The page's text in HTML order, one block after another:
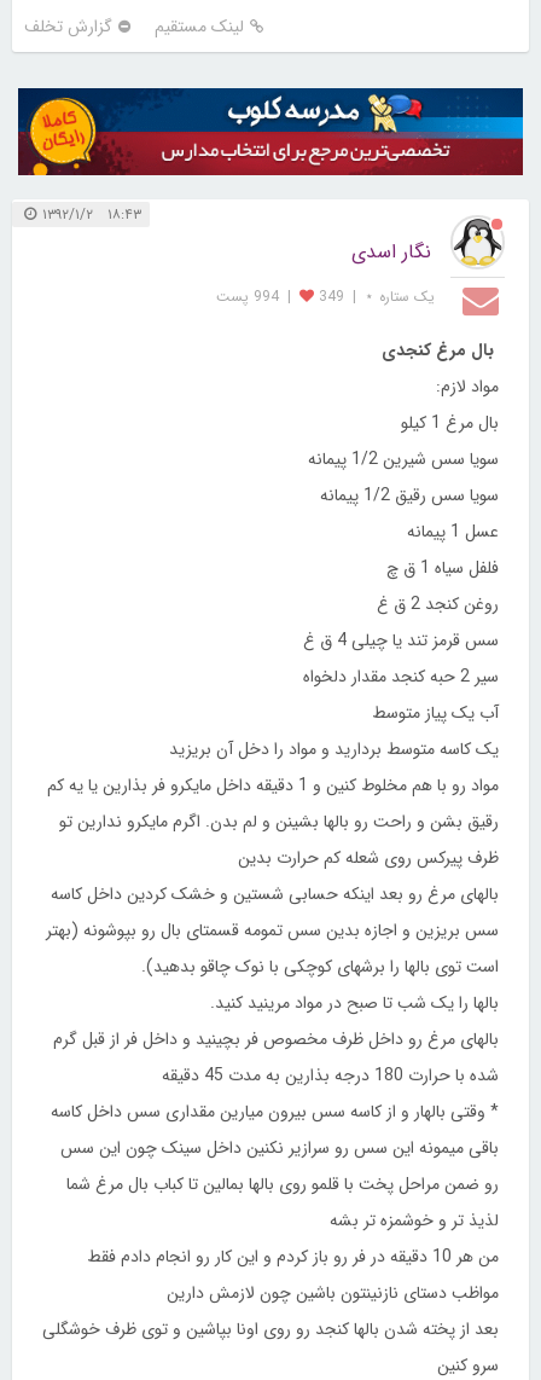
لینک مستقیم گزارش تخلف
۱۸:۴۳ ۱۳۹۲/۱/۲
نگار اسدی
یک ستاره ⋆ |
349
| 994 پست
بال مرغ کنجدی
مواد لازم:
بال مرغ 1 کیلو
سویا سس شیرین 1/2 پیمانه
سویا سس رقیق 1/2 پیمانه
عسل 1 پیمانه
فلفل سیاه 1 ق چ
روغن کنجد 2 ق غ
سس قرمز تند یا چیلی 4 ق غ
سیر 2 حبه کنجد مقدار دلخواه
آب یک پیاز متوسط
یک کاسه متوسط بردارید و مواد را دخل آن بریزید
مواد رو با هم مخلوط کنین و 1 دقیقه داخل مایکرو فر بذارین یا یه کم
رقیق بشن و راحت رو بالها بشینن و لم بدن. اگرم مایکرو ندارین تو
ظرف پیرکس روی شعله کم حرارت بدین
بالهای مرغ رو بعد اینکه حسابی شستین و خشک کردین داخل کاسه
سس بریزین و اجازه بدین سس تمومه قسمتای بال رو بپوشونه (بهتر
است توی بالها را برشهای کوچکی با نوک چاقو بدهید).
بالها را یک شب تا صبح در مواد مرینید کنید.
بالهای مرغ رو داخل ظرف مخصوص فر بچینید و داخل فر از قبل گرم
شده با حرارت 180 درجه بذارین به مدت 45 دقیقه
* وقتی بالهار و از کاسه سس بیرون میارین مقداری سس داخل کاسه
باقی میمونه این سس رو سرازیر نکنین داخل سینک چون این سس
رو ضمن مراحل پخت با قلمو روی بالها بمالین تا کباب بال مرغ شما
لذیذ تر و خوشمزه تر بشه
من هر 10 دقیقه در فر رو باز کردم و این کار رو انجام دادم فقط
مواظب دستای نازنینتون باشین چون لازمش دارین
بعد از پخته شدن بالها کنجد رو روی اونا بپاشین و توی ظرف خوشگلی
سرو کنین